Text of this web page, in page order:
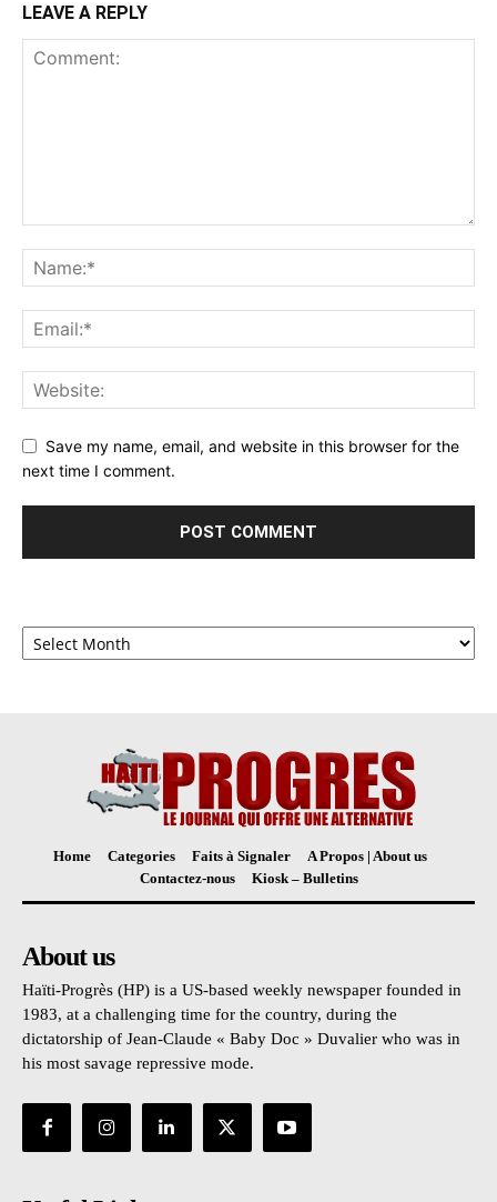
LEAVE A REPLY
Save my name, email, and website in this browser for the
next time I comment.
Archives
Home Categories Faits à Signaler
A Propos | About us
Contactez-nous
Kiosk – Bulletins
About us
Haïti-Progrès (HP) is a US-based weekly newspaper founded in
1983, at a challenging time for the country, during the
dictatorship of Jean-Claude « Baby Doc » Duvalier who was in
his most savage repressive mode.